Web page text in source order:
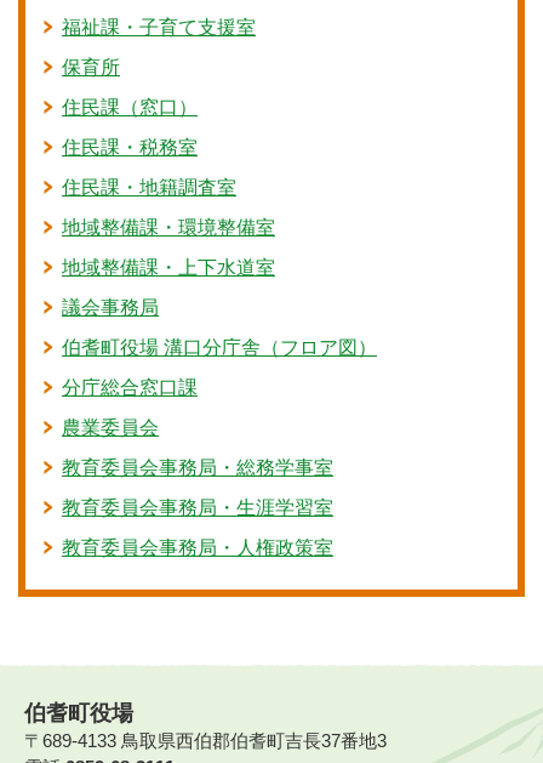
福祉課・子育て支援室
保育所
住民課（窓口）
住民課・税務室
住民課・地籍調査室
地域整備課・環境整備室
地域整備課・上下水道室
議会事務局
伯耆町役場 溝口分庁舎（フロア図）
分庁総合窓口課
農業委員会
教育委員会事務局・総務学事室
教育委員会事務局・生涯学習室
教育委員会事務局・人権政策室
伯耆町役場
〒689-4133 鳥取県西伯郡伯耆町吉長37番地3